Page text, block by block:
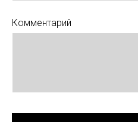
Комментарий